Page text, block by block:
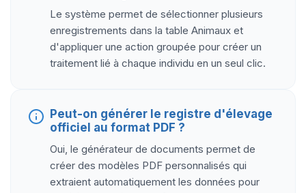
Le système permet de sélectionner plusieurs
enregistrements dans la table Animaux et
d'appliquer une action groupée pour créer un
traitement lié à chaque individu en un seul clic.
Peut-on générer le registre d'élevage
officiel au format PDF ?
Oui, le générateur de documents permet de
créer des modèles PDF personnalisés qui
extraient automatiquement les données pour